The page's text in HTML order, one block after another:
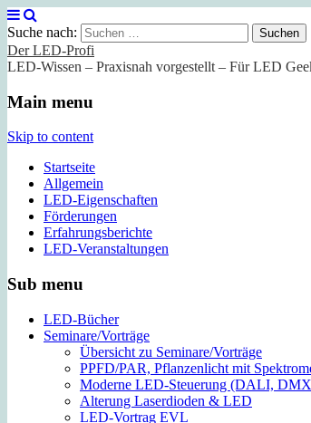
Suche nach:
Der LED-Profi
LED-Wissen – Praxisnah vorgestellt – Für LED
Main menu
Skip to content
Startseite
Allgemein
LED-Eigenschaften
Förderungen
Erfahrungsberichte
LED-Veranstaltungen
Sub menu
LED-Bücher
Seminare/Vorträge
Übersicht zu Seminare/Vorträge
PPFD/PAR, Pflanzenlicht mit
Moderne LED-Steuerung (DALI,
Alterung Laserdioden & LED
LED-Vortrag EVL